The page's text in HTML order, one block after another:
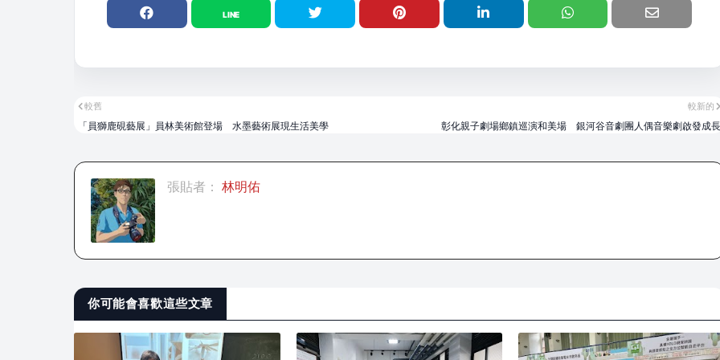
較新的
彰化親子劇場鄉鎮巡演和美場 銀河谷音劇團人偶音樂劇啟發成長
較舊
「員獅鹿硯藝展」員林美術館登場 水墨藝術展現生活美學
張貼者： 林明佑
你可能會喜歡這些文章